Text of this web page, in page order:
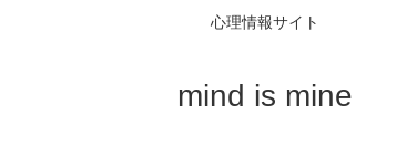
心理情報サイト
mind is mine